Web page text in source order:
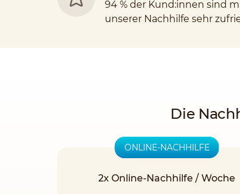
94 % der Kund:innen sind
unserer Nachhilfe sehr
Die
ONLINE-NACHHILFE
2x Online-Nachhilfe / Woche